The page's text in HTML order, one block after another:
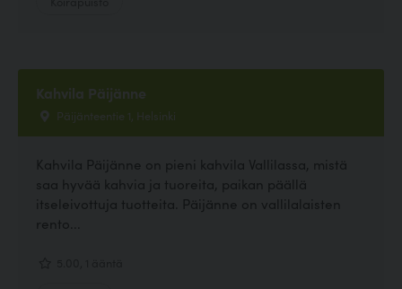
Kahvila Päijänne
Päijänteentie 1, Helsinki
Kahvila Päijänne on pieni kahvila Vallilassa, mistä
saa hyvää kahvia ja tuoreita, paikan päällä
itseleivottuja tuotteita. Päijänne on vallilalaisten
rento...